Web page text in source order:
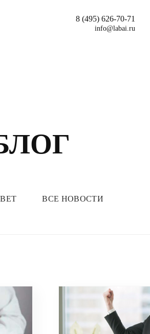
8 (495) 626-70-71
info@labai.ru
ВСЕ НОВОСТИ